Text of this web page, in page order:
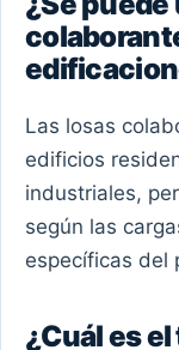
Las losas
edificios
industriales,
según las
específicas del
¿Cuál es